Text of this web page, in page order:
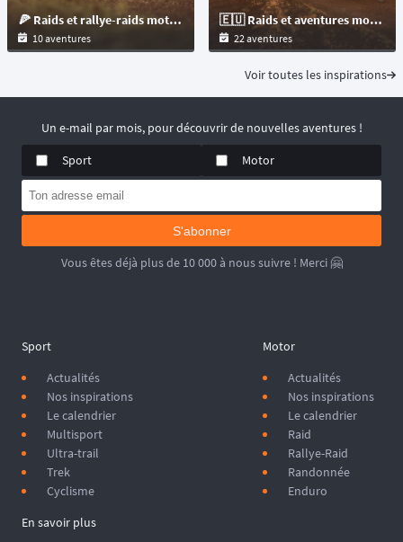
🍕 Raids et rallye-raids moto en Italie
10 aventures
🇪🇺 Raids et aventures moto offroad en Europe pour les motos : trails et maxitrails !
22 aventures
Voir toutes les inspirations
Un e-mail par mois, pour découvrir de nouvelles aventures !
Sport
Motor
S'abonner
Vous êtes déjà plus de 10 000 à nous suivre ! Merci 🤗
Sport
Actualités
Nos inspirations
Le calendrier
Multisport
Ultra-trail
Trek
Cyclisme
Motor
Actualités
Nos inspirations
Le calendrier
Raid
Rallye-Raid
Randonnée
Enduro
En savoir plus